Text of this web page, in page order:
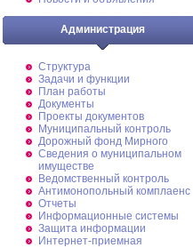
Администрация
Структура
Задачи и функции
План работы
Документы
Проекты документов
Муниципальный контроль
Дорожный фонд Мирного
Cведения о муниципальном
имуществе
Ведомственный контроль
Антимонопольный комплаенс
Отчеты
Информационные системы
Защита информации
Интернет-приемная